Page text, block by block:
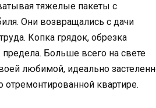
тяжелые пакеты с
Они возвращались с дачи
Копка грядок, обрезка
Больше всего на свете
любимой, идеально
отремонтированной квартире.